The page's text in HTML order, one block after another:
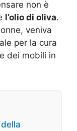
non è
l’olio di oliva.
veniva
per la cura
dei mobili in